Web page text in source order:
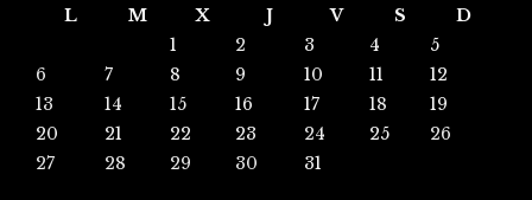
L
M X J V S
D
1
2 3 4
5
6
7 8 9 10 11
12
13
14 15 16 17 18
19
20
21 22 23 24 25
26
27
28 29 30 31